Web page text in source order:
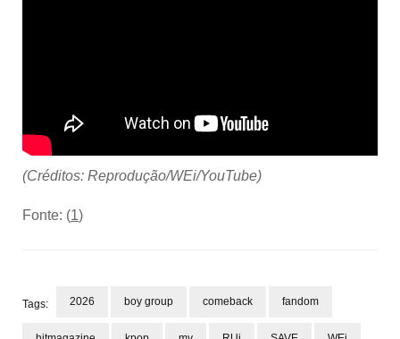
(Créditos: Reprodução/WEi/YouTube)
Fonte: (1)
Tags: 2026 boy group comeback fandom